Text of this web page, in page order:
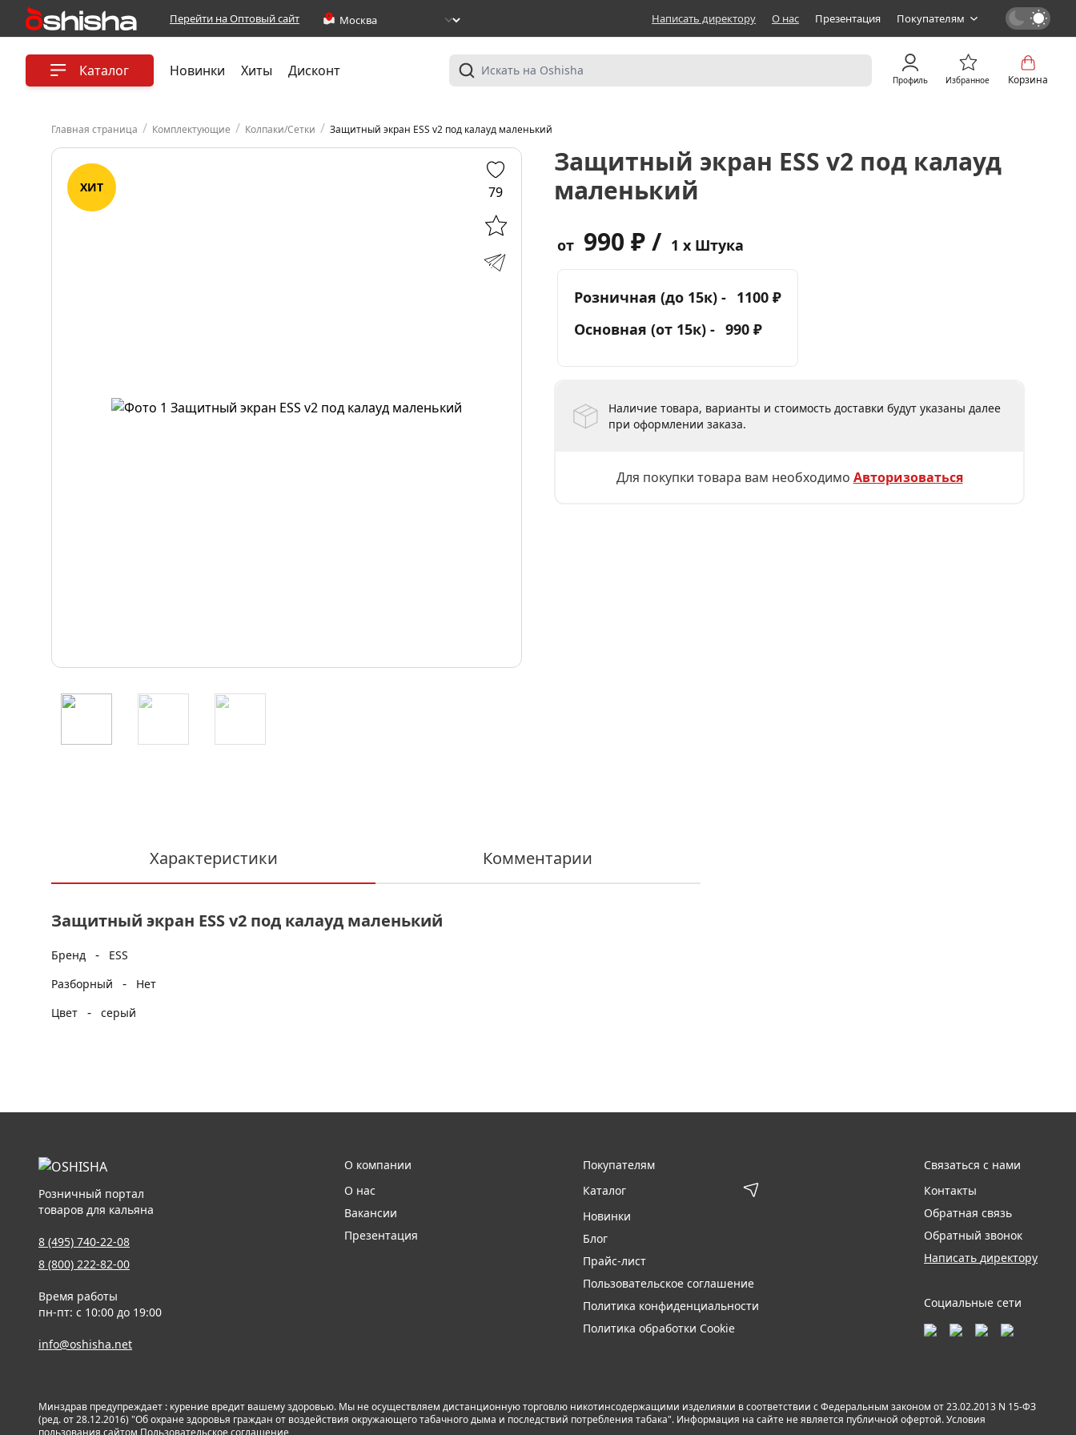
Перейти на Оптовый сайт Написать директору О нас Презентация Покупателям
Каталог Новинки Хиты Дисконт
Профиль Избранное Корзина
Главная страница / Комплектующие / Колпаки/Сетки / Защитный экран ESS v2 под калауд маленький
ХИТ 79
Защитный экран ESS v2 под калауд
маленький
от 990 ₽ / 1 x Штука
Розничная (до 15к) - 1100 ₽
Основная (от 15к) - 990 ₽
Наличие товара, варианты и стоимость доставки будут указаны далее
при оформлении заказа.
Для покупки товара вам необходимо Авторизоваться
Характеристики Комментарии
Защитный экран ESS v2 под калауд маленький
Бренд -
ESS
Разборный
-
Нет
Цвет
- серый
Розничный портал
товаров для кальяна
8 (495) 740-22-08
8 (800) 222-82-00
Время работы
пн-пт: с 10:00 до 19:00
info@oshisha.net
О компании
О нас
Вакансии
Презентация
Покупателям
Каталог
Новинки
Блог
Прайс-лист
Пользовательское соглашение
Политика конфиденциальности
Политика обработки Cookie
Связаться с нами
Контакты
Обратная связь
Обратный звонок
Написать директору
Социальные сети
Минздрав предупреждает : курение вредит вашему здоровью. Мы не осуществляем дистанционную торговлю никотинсодержащими изделиями в соответствии с Федеральным законом от 23.02.2013 N 15-ФЗ
(ред. от 28.12.2016) "Об охране здоровья граждан от воздействия окружающего табачного дыма и последствий потребления табака". Информация на сайте не является публичной офертой. Условия
пользования сайтом Пользовательское соглашение